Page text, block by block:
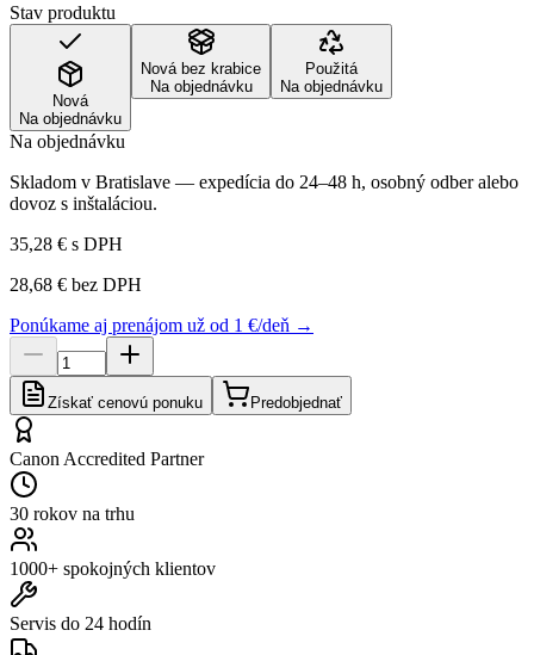
Stav produktu
Nová
Na objednávku
Nová bez krabice
Na objednávku
Použitá
Na objednávku
Na objednávku
Skladom v Bratislave — expedícia do 24–48 h, osobný odber alebo
dovoz s inštaláciou.
35,28 € s DPH
28,68 € bez DPH
Ponúkame aj prenájom už od 1 €/deň →
Získať cenovú ponuku Predobjednať
Canon Accredited Partner
30 rokov na trhu
1000+ spokojných klientov
Servis do 24 hodín